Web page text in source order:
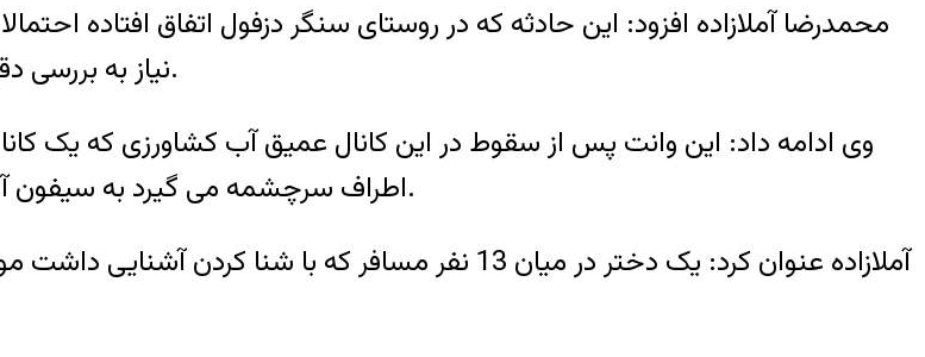
محمدرضا آملازاده افزود: این حادثه که در روستای سنگر دزفول اتفاق افتاده
نیاز به بررسی دقیق دارد ولی احتمالا علت سقوط سرعت بالای وانت بوده است.
وی ادامه داد: این وانت پس از سقوط در این کانال عمیق آب کشاورزی که یک
اطراف سرچشمه می گیرد به سیفون آب بالا رود برخورد می کند و مسافران آن در آب پرتاب می شوند.